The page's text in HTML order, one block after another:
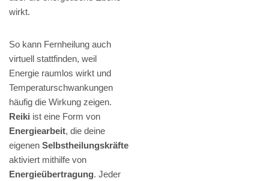
wirkt.
So kann Fernheilung auch
virtuell stattfinden, weil
Energie raumlos wirkt und
Temperaturschwankungen
häufig die Wirkung zeigen.
Reiki ist eine Form von
Energiearbeit, die deine
eigenen Selbstheilungskräfte
aktiviert mithilfe von
Energieübertragung. Jeder